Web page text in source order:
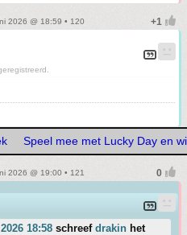
2026 @ 18:59 • 120
Speel mee met Lucky Day en
2026 @ 19:00 • 121
18:58 schreef drakin het